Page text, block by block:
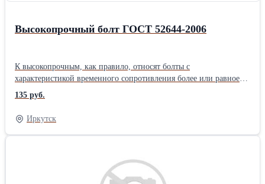
Высокопрочный болт ГОСТ 52644-2006
К высокопрочным, как правило, относят болты с
характеристикой временного сопротивления более или равное
800 МПа. Механические характеристики высокопрочных болтов
зависят от выбора используемых марок стали и дальнейшей
обработки. Все высокопрочные болты относятся к классу
прочности от 8,8 и выше. Производство высокопрочных болтов
происходит методом холодной штамповки. Для этого процесса
автоматов, соединенных между собой последовательно с
помощью транспортировочных механизмов для осуществления
135 руб.
Иркутск